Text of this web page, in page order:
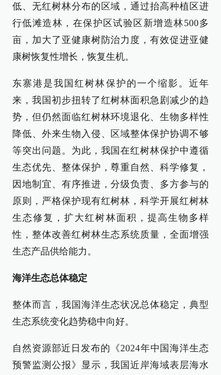
低、无红树林分布的区域，通过抬高种植区进
行低滩造林，在保护区试验区新增造林500多
亩，加大了亚健康树防治力度，有效促进亚健
康树恢复性增长，恢复生机。
东寨港是我国红树林保护的一个缩影。近年
来，我国初步扭转了红树林面积急剧减少的趋
势，但仍然面临红树林环境退化、生物多样性
降低、外来生物入侵、区域整体保护协调不够
等突出问题。为此，我国在红树林保护中遵循
生态优先、整体保护，尊重自然、科学修复，
因地制宜、有序推进，分级负责、多方参与的
原则，严格保护现有红树林，科学开展红树林
生态修复，扩大红树林面积，提高生物多样
性，整体改善红树林生态系统质量，全面增强
生态产品供给能力。
海洋生态总体稳定
整体而言，我国海洋生态状况总体稳定，典型
生态系统变化趋势稳中向好。
自然资源部近日发布的《2024年中国海洋生态
预警监测公报》显示，我国近岸海域表层海水